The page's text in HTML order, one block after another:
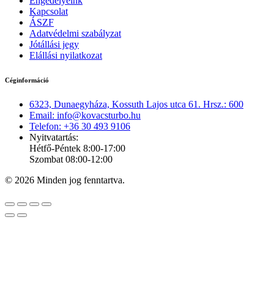
Kapcsolat
ÁSZF
Adatvédelmi szabályzat
Jótállási jegy
Elállási nyilatkozat
Céginformáció
6323, Dunaegyháza, Kossuth Lajos utca 61. Hrsz.: 600
Email: info@kovacsturbo.hu
Telefon: +36 30 493 9106
Nyitvatartás:
Hétfő-Péntek 8:00-17:00
Szombat 08:00-12:00
© 2026 Minden jog fenntartva.